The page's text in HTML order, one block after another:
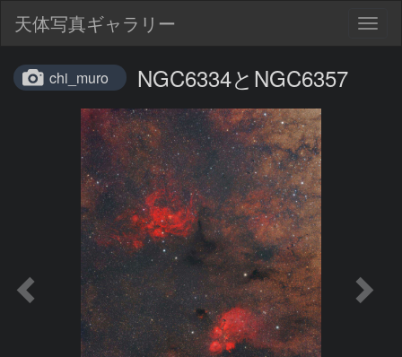
天体写真ギャラリー
chi_muro NGC6334とNGC6357